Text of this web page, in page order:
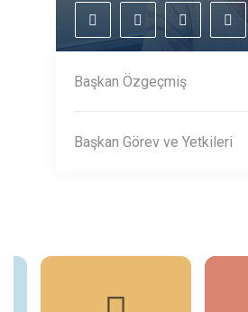
Başkan Özgeçmiş
Başkan Görev ve Yetkileri